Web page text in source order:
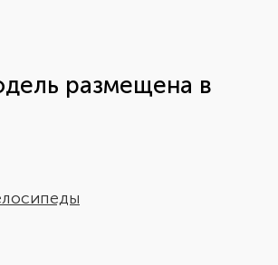
размещена в